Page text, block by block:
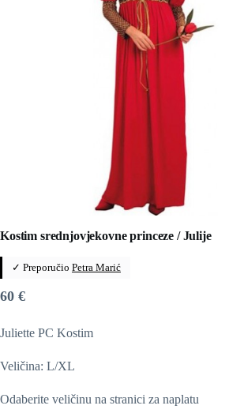
Kostim srednjovjekovne princeze / Julije
✓ Preporučio Petra Marić
60 €
Juliette PC Kostim
Veličina: L/XL
Odaberite veličinu na stranici za naplatu